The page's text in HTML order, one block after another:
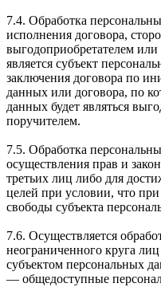
7.4. Обработка
исполнения договора,
выгодоприобретателем
является субъект
заключения договора по
данных или договора, по
данных будет являться
поручителем.
7.5. Обработка
осуществления прав и
третьих лиц либо для
целей при условии, что
свободы субъекта
7.6. Осуществляется
неограниченного круга
субъектом персональных
— общедоступные